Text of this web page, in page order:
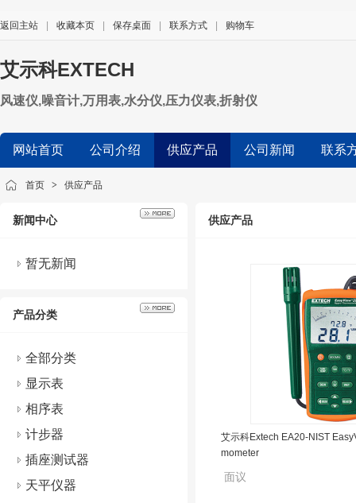
返回主站 收藏本页 保存桌面 联系方式 购物车
艾示科EXTECH
风速仪,噪音计,万用表,水分仪,压力仪表,折射仪
网站首页 公司介绍 供应产品 公司新闻 联系
首页 > 供应产品
新闻中心
暂无新闻
产品分类
全部分类
显示表
相序表
计步器
插座测试器
天平仪器
供应产品
艾示科Extech EA20-NIST
mometer
面议